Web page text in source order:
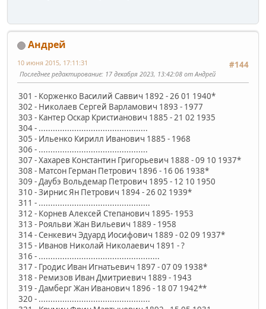
Андрей
#144
10 июня 2015, 17:11:31
Последнее редактирование: 17 декабря 2023, 13:42:08 от Андрей
301 - Корженко Василий Саввич 1892 - 26 01 1940*
302 - Николаев Сергей Варламович 1893 - 1977
303 - Кантер Оскар Кристианович 1885 - 21 02 1935
304 - ..............................................
305 - Ильенко Кирилл Иванович 1885 - 1968
306 - ..............................................
307 - Хахарев Константин Григорьевич 1888 - 09 10 1937*
308 - Матсон Герман Петрович 1896 - 16 06 1938*
309 - Даубэ Вольдемар Петрович 1895 - 12 10 1950
310 - Зирнис Ян Петрович 1894 - 26 02 1939*
311 - ...............................................
312 - Корнев Алексей Степанович 1895- 1953
313 - Рояльви Жан Вильевич 1889 - 1958
314 - Сенкевич Эдуард Иосифович 1889 - 02 09 1937*
315 - Иванов Николай Николаевич 1891 - ?
316 - ...................................................
317 - Гродис Иван Игнатьевич 1897 - 07 09 1938*
318 - Ремизов Иван Дмитриевич 1889 - 1943
319 - Дамберг Жан Иванович 1896 - 18 07 1942**
320 - ...............................................